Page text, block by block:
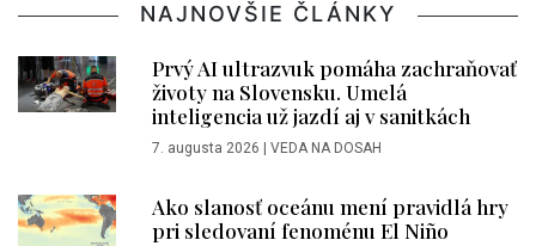
NAJNOVŠIE ČLÁNKY
Prvý AI ultrazvuk pomáha zachraňovať
životy na Slovensku. Umelá
inteligencia už jazdí aj v sanitkách
7. augusta 2026 VEDA NA DOSAH
Ako slanosť oceánu mení pravidlá hry
pri sledovaní fenoménu El Niño